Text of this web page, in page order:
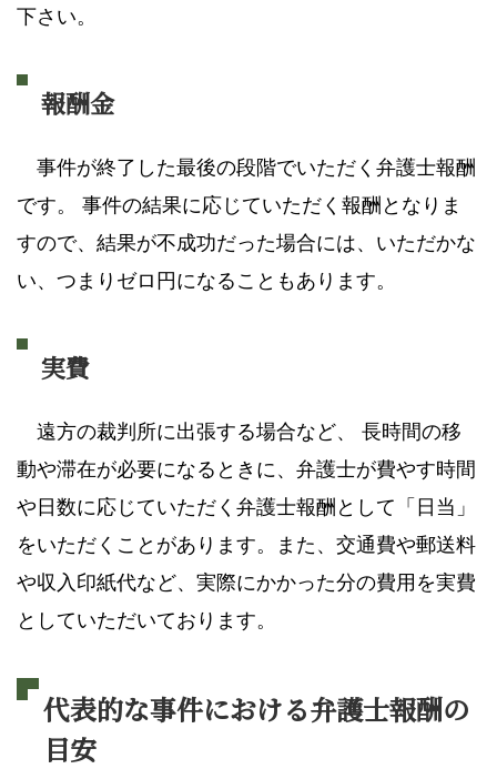
下さい。
報酬金
事件が終了した最後の段階でいただく弁護士報酬
です。 事件の結果に応じていただく報酬となりま
すので、結果が不成功だった場合には、いただかな
い、つまりゼロ円になることもあります。
実費
遠方の裁判所に出張する場合など、 長時間の移
動や滞在が必要になるときに、弁護士が費やす時間
や日数に応じていただく弁護士報酬として「日当」
をいただくことがあります。また、交通費や郵送料
や収入印紙代など、実際にかかった分の費用を実費
としていただいております。
代表的な事件における弁護士報酬の
目安